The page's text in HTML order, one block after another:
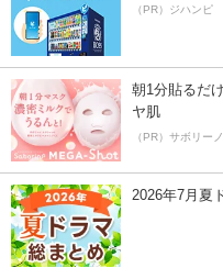
（PR）ジハンピ
朝1分貼るだ
ヤ肌
（PR）サボリーノ
2026年7月夏